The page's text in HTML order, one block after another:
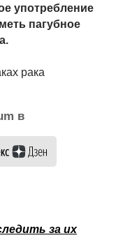
употребление
пагубное
рака
в
за их